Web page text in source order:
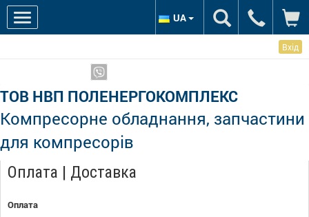
Вхід
ТОВ НВП ПОЛЕНЕРГОКОМПЛЕКС
Компресорне обладнання, запчастини
для компресорів
UA
Оплата | Доставка
Оплата